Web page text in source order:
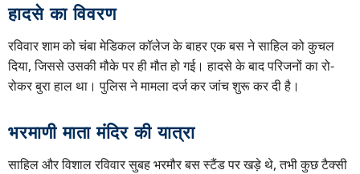
हादसे का विवरण
रविवार शाम को चंबा मेडिकल कॉलेज के बाहर एक बस ने साहिल को कुचल
दिया, जिससे उसकी मौके पर ही मौत हो गई। हादसे के बाद परिजनों का रो-
रोकर बुरा हाल था। पुलिस ने मामला दर्ज कर जांच शुरू कर दी है।
भरमाणी माता मंदिर की यात्रा
साहिल और विशाल रविवार सुबह भरमौर बस स्टैंड पर खड़े थे, तभी कुछ टैक्सी